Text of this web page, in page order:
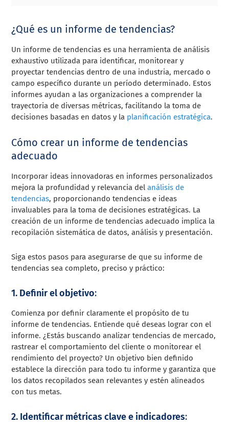
¿Qué es un informe de tendencias?
Un informe de tendencias es una herramienta de análisis
exhaustivo utilizada para identificar, monitorear y
proyectar tendencias dentro de una industria, mercado o
campo específico durante un período determinado. Estos
informes ayudan a las organizaciones a comprender la
trayectoria de diversas métricas, facilitando la toma de
decisiones basadas en datos y la planificación estratégica.
Cómo crear un informe de tendencias
adecuado
Incorporar ideas innovadoras en informes personalizados
mejora la profundidad y relevancia delanálisis de
tendencias, proporcionando tendencias e ideas
invaluables para la toma de decisiones estratégicas. La
creación de un informe de tendencias adecuado implica la
recopilación sistemática de datos, análisis y presentación.
Siga estos pasos para asegurarse de que su informe de
tendencias sea completo, preciso y práctico:
1. Definir el objetivo:
Comienza por definir claramente el propósito de tu
informe de tendencias. Entiende qué deseas lograr con el
informe. ¿Estás buscando analizar tendencias de mercado,
rastrear el comportamiento del cliente o monitorear el
rendimiento del proyecto? Un objetivo bien definido
establece la dirección para todo tu informe y garantiza que
los datos recopilados sean relevantes y estén alineados
con tus metas.
2. Identificar métricas clave e indicadores: